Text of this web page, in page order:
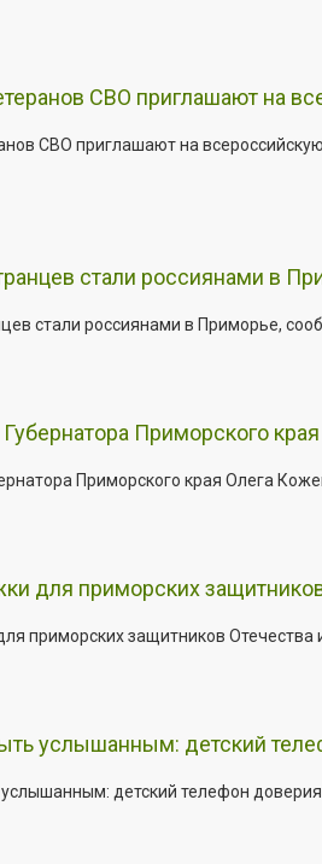
СВО приглашают на
СВО приглашают на
стали россиянами в
стали россиянами в Приморье,
Приморского
Приморского края Олега
для приморских
приморских защитников Отечества
услышанным: детский
детский телефон